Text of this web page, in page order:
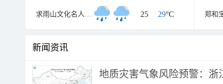
求雨山文化名人纪念馆 25 / 29°C 郑和
新闻资讯
地质灾害气象风险预警：浙